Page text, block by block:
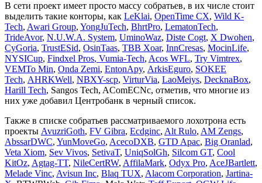
В сети проект имеет просто массу собратьев, в их числе стоит
выделить такие конторы, как LeKlai, OpenTime CX, Wild K-
Tech, Awari Group, YongJuTech, BhrtPro, LematonTech,
TrideAvor, N.U.W.A. System, UminoWaz, Diste Cogt, X Dwohen,
CyGoria, TrustESid, OsinTaas, TBB Xoar, InnCresas, MocinLife,
NYSICup, Findxel Pros, Vumia-Tech, Acos WFL, Try Vimtrex,
VEMTo Min, Onda Zemi, EntonApy, ArkisEguro, SOKEE
Tech, AHRKWell, NBXY-scp, VirturVia, LaoMeiys, DecknaBox,
Harill Tech, Sangos Tech, AComECNc, отметив, что многие из
них уже добавил Центробанк в черный список.
Также в списке собратьев рассматриваемого лохотрона есть
проекты AvuzriGoth, FV Gibra, Ecdginc, Alt Rulo, AM Zengs,
AbssarDWC, YunMoveGo, AcecoDXB, GTD Apac, Big Oranlad,
Veta Xiom, Sev Vivos, SetivaT, UniqSolGh, Silcom GT, Cool
KitOz, Agtag-TT, NileCertRW, AffilaMark, Odyx Pro, AceJBartlett,
Melade Vinc, Avisun Inc, Blaq TUX, Alacom Corporation, Jartina-